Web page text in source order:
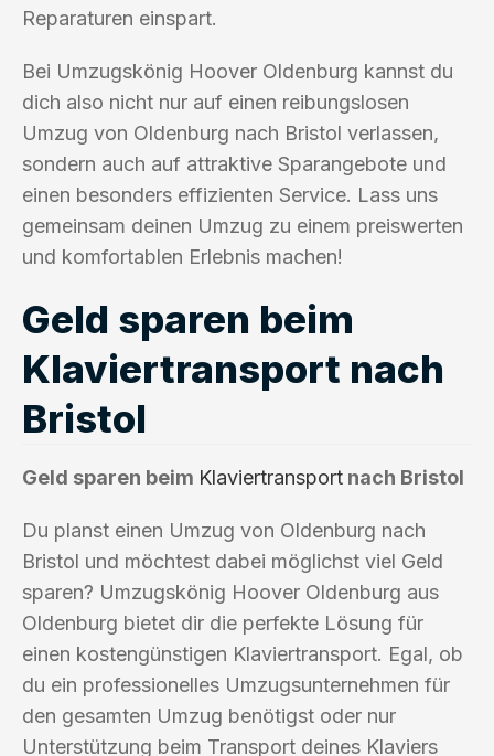
Reparaturen einspart.
Bei Umzugskönig Hoover Oldenburg kannst du
dich also nicht nur auf einen reibungslosen
Umzug von Oldenburg nach Bristol verlassen,
sondern auch auf attraktive Sparangebote und
einen besonders effizienten Service. Lass uns
gemeinsam deinen Umzug zu einem preiswerten
und komfortablen Erlebnis machen!
Geld sparen beim
Klaviertransport nach
Bristol
Geld sparen beim Klaviertransport nach Bristol
Du planst einen Umzug von Oldenburg nach
Bristol und möchtest dabei möglichst viel Geld
sparen? Umzugskönig Hoover Oldenburg aus
Oldenburg bietet dir die perfekte Lösung für
einen kostengünstigen Klaviertransport. Egal, ob
du ein professionelles Umzugsunternehmen für
den gesamten Umzug benötigst oder nur
Unterstützung beim Transport deines Klaviers